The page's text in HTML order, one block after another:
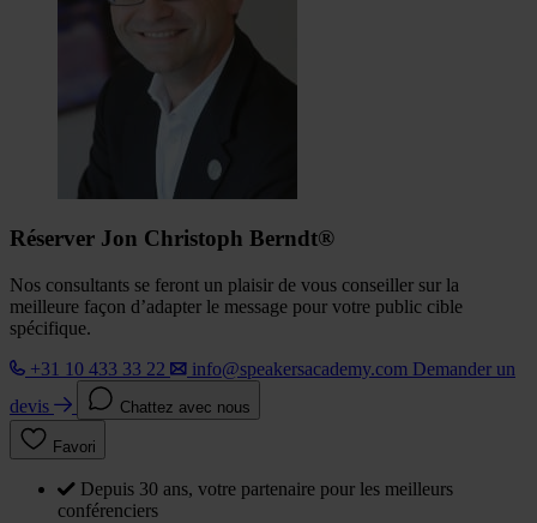
Réserver Jon Christoph Berndt®
Nos consultants se feront un plaisir de vous conseiller sur la
meilleure façon d’adapter le message pour votre public cible
spécifique.
+31 10 433 33 22
info@speakersacademy.com Demander un
devis
Chattez avec nous
Favori
Depuis 30 ans, votre partenaire pour les meilleurs
conférenciers